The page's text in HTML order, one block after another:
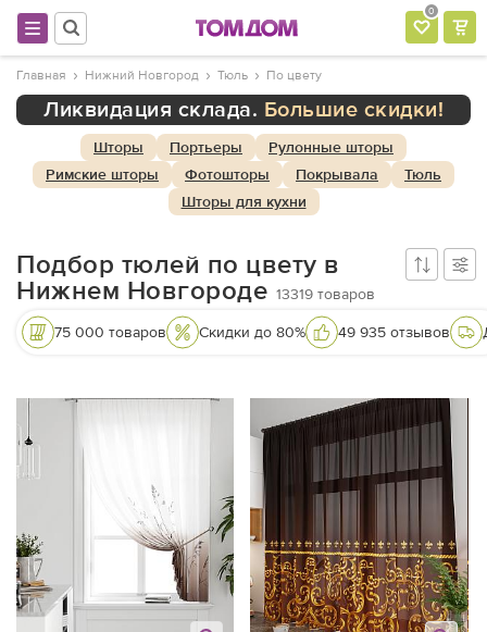
0
Главная Нижний Новгород Тюль По цвету
Ликвидация склада. Большие скидки!
Шторы Портьеры
Рулонные шторы
Римские шторы
Фотошторы Покрывала
Тюль
Шторы для кухни
Подбор тюлей по цвету в
Нижнем Новгороде 13319товаров
75 000 товаров Скидки до 80% 49 935 отзывов